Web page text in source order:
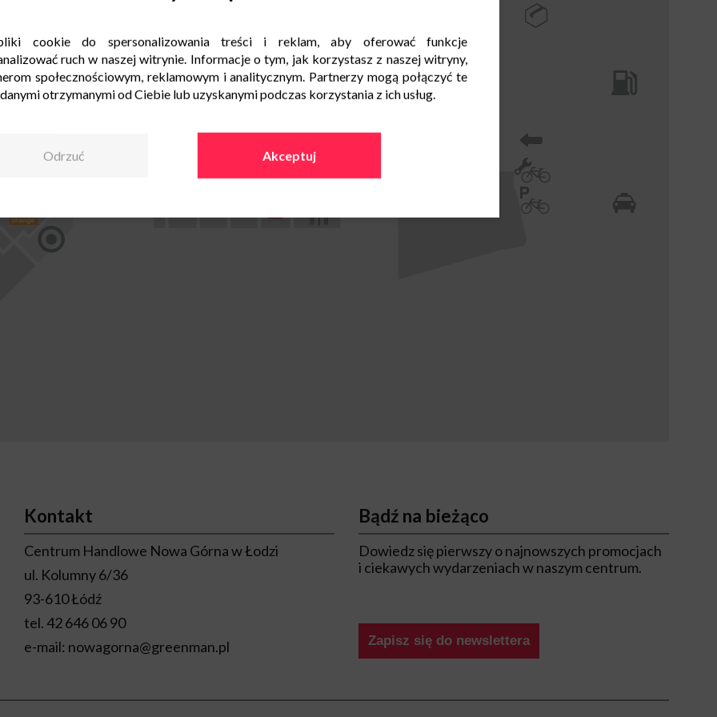
Kontakt
Centrum Handlowe Nowa Górna w Łodzi
ul. Kolumny 6/36
93-610 Łódź
tel. 42 646 06 90
e-mail: nowagorna@greenman.pl
Bądź na bieżąco
Dowiedz się pierwszy o najnowszych promocjach
i ciekawych wydarzeniach w naszym centrum.
Zapisz się do newslettera
cookie do spersonalizowania treści i reklam, aby oferować funkcje
ruch w naszej witrynie. Informacje o tym, jak korzystasz z naszej witryny,
społecznościowym, reklamowym i analitycznym. Partnerzy mogą połączyć te
otrzymanymi od Ciebie lub uzyskanymi podczas korzystania z ich usług.
Odrzuć Akceptuj